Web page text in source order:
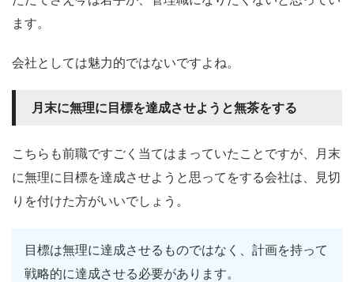
ます。
会社としては魅力的ではないですよね。
月末に無理に目標を達成させようと無茶をする
こちらも前職ですごく当てはまっていたことですが、月末
に無理に目標を達成させようと思ってをする会社は、見切
りを付けた方がいいでしょう。
目標は無理に達成させるものではなく、計画を持って
戦略的に達成させる必要があります。